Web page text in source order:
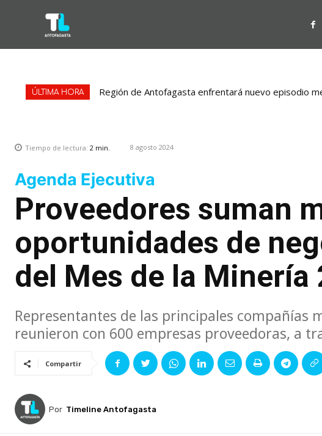
ÚLTIMA HORA Región de Antofagasta enfrentará nuevo episodio
Tiempo de lectura: 2 min. 8 agosto 2024
Agenda Ejecutiva
Proveedores suman
oportunidades de
del Mes de la Minería
Representantes de las principales compañías
reunieron con 600 empresas proveedoras, a
Compartir
Por Timeline Antofagasta